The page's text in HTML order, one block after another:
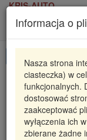
KRIS-AUTO
Informacja o
Nasza strona
ciasteczka) w
funkcjonalnych.
dostosować
zaakceptować
wyłączenia ich
zbierane żadne
Karta
S5024007
POMPA
CHEROKEE II